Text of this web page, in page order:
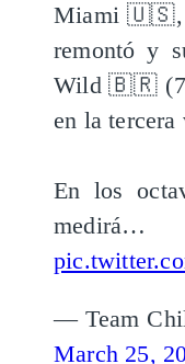
Miami 🇺🇸,
remontó y
Wild 🇧🇷
en la tercera
En los
medirá…
— Team
March 25,